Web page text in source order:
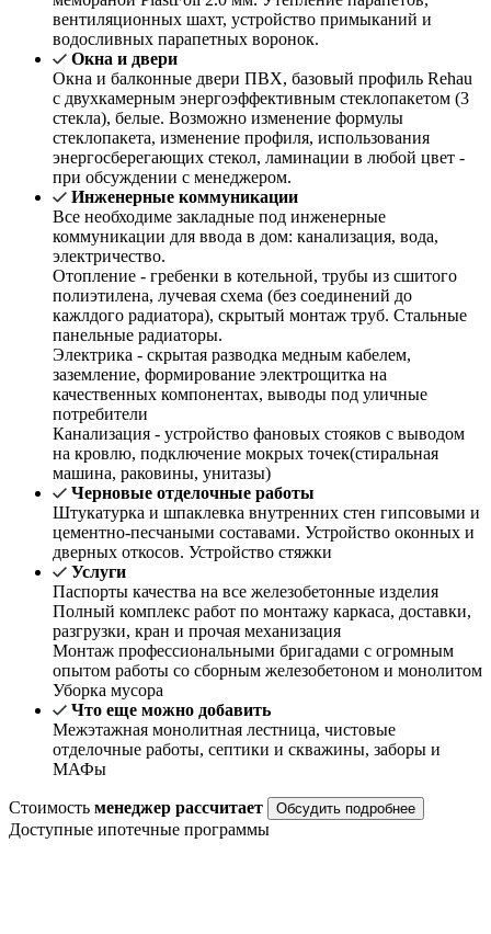
вентиляционных шахт, устройство примыканий и
водосливных парапетных воронок.
Окна и двери
Окна и балконные двери ПВХ, базовый профиль Rehau
с двухкамерным энергоэффективным стеклопакетом (3
стекла), белые. Возможно изменение формулы
стеклопакета, изменение профиля, использования
энергосберегающих стекол, ламинации в любой цвет -
при обсуждении с менеджером.
Инженерные коммуникации
Все необходиме закладные под инженерные
коммуникации для ввода в дом: канализация, вода,
электричество.
Отопление - гребенки в котельной, трубы из сшитого
полиэтилена, лучевая схема (без соединений до
кажлдого радиатора), скрытый монтаж труб. Стальные
панельные радиаторы.
Электрика - скрытая разводка медным кабелем,
заземление, формирование электрощитка на
качественных компонентах, выводы под уличные
потребители
Канализация - устройство фановых стояков с выводом
на кровлю, подключение мокрых точек(стиральная
машина, раковины, унитазы)
Черновые отделочные работы
Штукатурка и шпаклевка внутренних стен гипсовыми и
цементно-песчаными составами. Устройство оконных и
дверных откосов. Устройство стяжки
Услуги
Паспорты качества на все железобетонные изделия
Полный комплекс работ по монтажу каркаса, доставки,
разгрузки, кран и прочая механизация
Монтаж профессиональными бригадами с огромным
опытом работы со сборным железобетоном и монолитом
Уборка мусора
Что еще можно добавить
Межэтажная монолитная лестница, чистовые
отделочные работы, септики и скважины, заборы и
МАФы
Стоимость менеджер рассчитает Обсудить подробнее
Доступные ипотечные программы